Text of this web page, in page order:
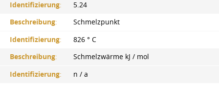
Identifizierung:
5.24
Beschreibung:
Schmelzpunkt
Identifizierung:
826 ° С
Beschreibung:
Schmelzwärme kJ / mol
Identifizierung:
n / a